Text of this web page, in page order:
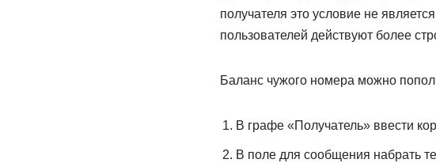
получателя это условие не
пользователей действуют более
Баланс чужого номера можно
В графе «Получатель» ввести
В поле для сообщения набрать